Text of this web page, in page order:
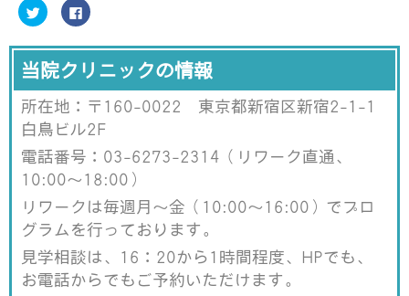
ク
リ
し
て
T
t
t
e
r
で
共
有
(
し
い
ウ
ィ
ン
ド
ウ
で
F
a
b
o
o
共
す
る
に
は
ク
リ
ク
し
て
く
だ
さ
い
(
当院クリニックの情報
所在地：〒160-0022 東京都新宿区新宿2-1-1
白鳥ビル2F
電話番号：03-6273-2314（リワーク直通、
10:00～18:00）
リワークは毎週月～金（10:00～16:00）でプロ
グラムを行っております。
見学相談は、16：20から1時間程度、HPでも、
お電話からでもご予約いただけます。